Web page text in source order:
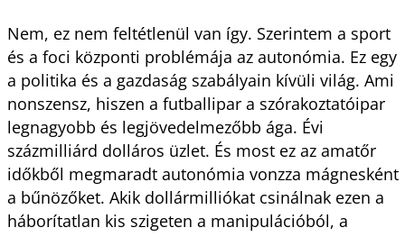
Nem, ez nem feltétlenül van így. Szerintem a sport
és a foci központi problémája az autonómia. Ez egy
a politika és a gazdaság szabályain kívüli világ. Ami
nonszensz, hiszen a futballipar a szórakoztatóipar
legnagyobb és legjövedelmezőbb ága. Évi
százmilliárd dolláros üzlet. És most ez az amatőr
időkből megmaradt autonómia vonzza mágnesként
a bűnözőket. Akik dollármilliókat csinálnak ezen a
háborítatlan kis szigeten a manipulációból, a